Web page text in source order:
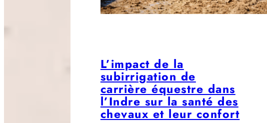
L’impact de la
subirrigation de
carrière équestre dans
l’Indre sur la santé des
chevaux et leur confort